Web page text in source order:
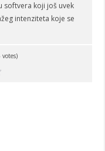
softvera koji još uvek
intenziteta koje se
votes)